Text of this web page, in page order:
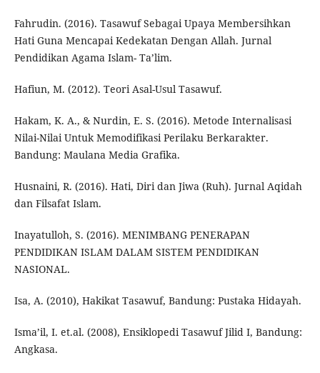
Fahrudin. (2016). Tasawuf Sebagai Upaya Membersihkan
Hati Guna Mencapai Kedekatan Dengan Allah. Jurnal
Pendidikan Agama Islam- Ta’lim.
Hafiun, M. (2012). Teori Asal-Usul Tasawuf.
Hakam, K. A., & Nurdin, E. S. (2016). Metode Internalisasi
Nilai-Nilai Untuk Memodifikasi Perilaku Berkarakter.
Bandung: Maulana Media Grafika.
Husnaini, R. (2016). Hati, Diri dan Jiwa (Ruh). Jurnal Aqidah
dan Filsafat Islam.
Inayatulloh, S. (2016). MENIMBANG PENERAPAN
PENDIDIKAN ISLAM DALAM SISTEM PENDIDIKAN
NASIONAL.
Isa, A. (2010), Hakikat Tasawuf, Bandung: Pustaka Hidayah.
Isma’il, I. et.al. (2008), Ensiklopedi Tasawuf Jilid I, Bandung:
Angkasa.